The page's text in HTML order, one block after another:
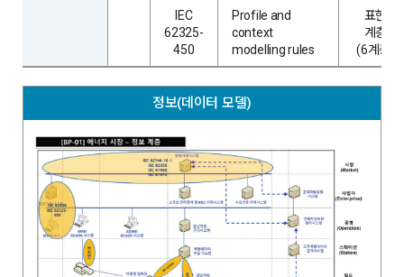
IEC
62325-
450
Profile and
context
modelling rules
표현
계층
(6계층)
정보(데이터 모델)